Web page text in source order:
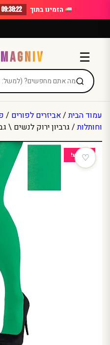
to
הזמינו בתוך 09:38:22
☰
עמוד הבית/אביזרים לפורים /
וחותלות/ גרביון ירוק לנשים \
מבצע!
♡